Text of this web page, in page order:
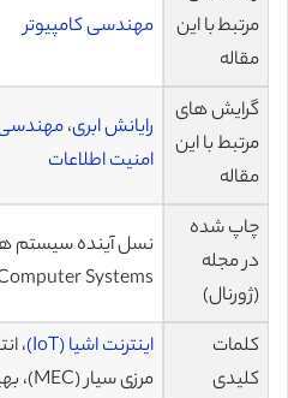
مرتبط با این
مقاله
مهندسی کامپیوتر
گرایش های
مرتبط با این
مقاله
رایانش ابری،مهندسی
امنیت اطلاعات
چاپ شده
در مجله
(ژورنال)
Systems
کلمات
کلیدی
اینترنت اشیا (IoT)
،
مرزی سیار (MEC)، بهینه سازی، امنیت